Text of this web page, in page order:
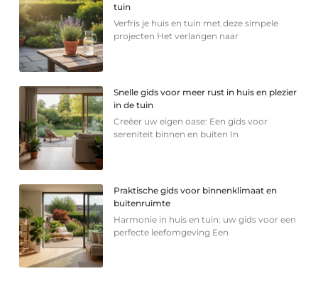
tuin
Verfris je huis en tuin met deze simpele
projecten Het verlangen naar
Snelle gids voor meer rust in huis en plezier
in de tuin
Creëer uw eigen oase: Een gids voor
sereniteit binnen en buiten In
Praktische gids voor binnenklimaat en
buitenruimte
Harmonie in huis en tuin: uw gids voor een
perfecte leefomgeving Een